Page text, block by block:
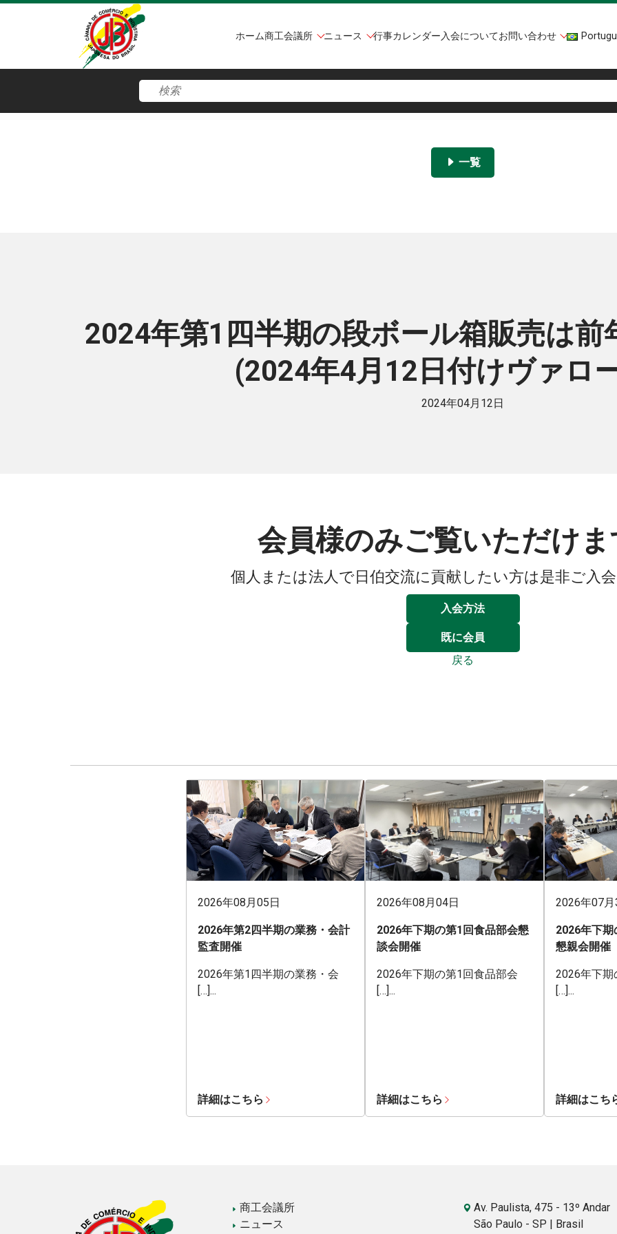
ホーム商工会議所 ニュース 行事カレンダー入会についてお問い合わせ
一覧
2024年第1四半期の段ボール箱販売は前
(2024年4月12日付けヴァロ
2024年04月12日
会員様のみご覧いただけ
個人または法人で日伯交流に貢献したい方は是非ご入
入会方法
既に会員
戻る
2026年08月05日
2026年第2四半期の業務・会計
監査開催
2026年第1四半期の業務・会
[…]...
詳細はこちら
2026年08月04日
2026年下期の第1回食品部会懇
談会開催
2026年下期の第1回食品部会
[…]...
詳細はこちら
2026年07
2026年下
懇親会開催
2026年下期
[…]...
詳細はこち
商工会議所
ニュース
Av. Paulista, 475 - 13º Andar
São Paulo - SP | Brasil